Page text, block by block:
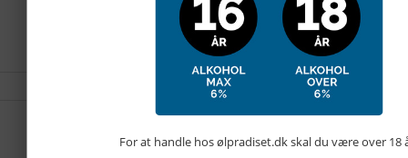
For at handle hos ølpradiset.dk skal du være over 18
25,00 DKK
Leffe blond 33cl